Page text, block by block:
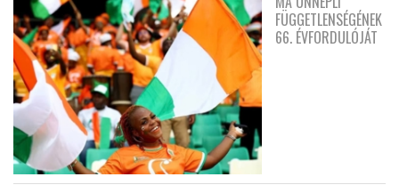
FÜGGETLENSÉGÉNEK
66. ÉVFORDULÓJÁT